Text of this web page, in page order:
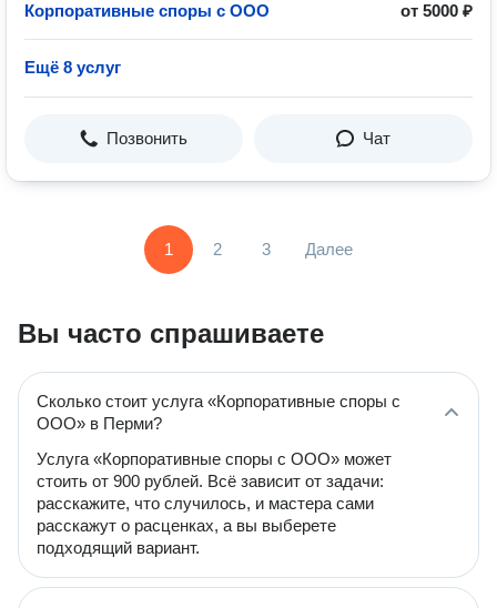
Корпоративные споры с ООО от 5000 ₽
Ещё 8 услуг
Позвонить Чат
1 2 3 Далее
Вы часто спрашиваете
Сколько стоит услуга «Корпоративные споры с
ООО» в Перми?
Услуга «Корпоративные споры с ООО» может
стоить от 900 рублей. Всё зависит от задачи:
расскажите, что случилось, и мастера сами
расскажут о расценках, а вы выберете
подходящий вариант.